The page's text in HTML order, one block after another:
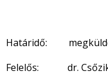
Határidő:
Felelős: dr. Csőzik